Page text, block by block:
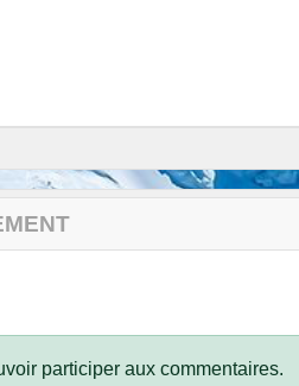
participer aux commentaires.